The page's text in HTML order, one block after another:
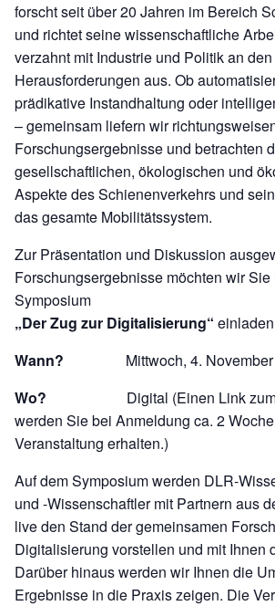
forscht seit über 20 Jahren im Bereich
und richtet seine wissenschaftliche
verzahnt mit Industrie und Politik an
Herausforderungen aus. Ob
prädikative Instandhaltung oder
– gemeinsam liefern wir
Forschungsergebnisse und betrachten
gesellschaftlichen, ökologischen und
Aspekte des Schienenverkehrs und
das gesamte Mobilitätssystem.
Zur Präsentation und Diskussion
Forschungsergebnisse möchten wir
Symposium
„Der Zug zur Digitalisierung“
Wann? Mittwoch, 4.
Wo? Digital (Einen Link
werden Sie bei Anmeldung ca. 2
Veranstaltung erhalten.)
Auf dem Symposium werden DLR-
und -Wissenschaftler mit Partnern aus
live den Stand der gemeinsamen
Digitalisierung vorstellen und mit Ihnen
Darüber hinaus werden wir Ihnen die
Ergebnisse in die Praxis zeigen. Die